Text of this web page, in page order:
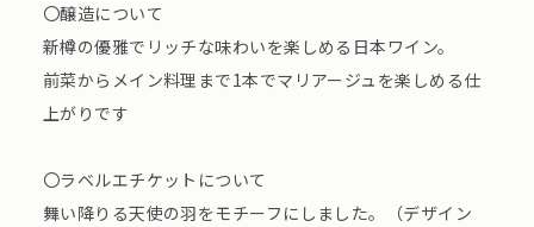
〇醸造について
新樽の優雅でリッチな味わいを楽しめる日本ワイン。
前菜からメイン料理まで1本でマリアージュを楽しめる仕
上がりです
〇ラベルエチケットについて
舞い降りる天使の羽をモチーフにしました。（デザイン